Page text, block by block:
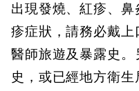
出現發燒、紅疹、
疹症狀，請務必戴
醫師旅遊及暴露史
史，或已經地方衛